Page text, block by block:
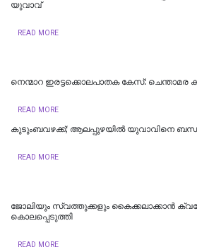
യുവാവ്
READ MORE
നെന്മാറ ഇരട്ടക്കൊലപാതക കേസ്: ചെന്താമര
READ MORE
കുടുംബവഴക്ക്; ആലപ്പുഴയില്‍ യുവാവിനെ
READ MORE
ജോലിയും സ്വത്തുക്കളും കൈക്കലാക്കാൻ
കൊലപ്പെടുത്തി
READ MORE